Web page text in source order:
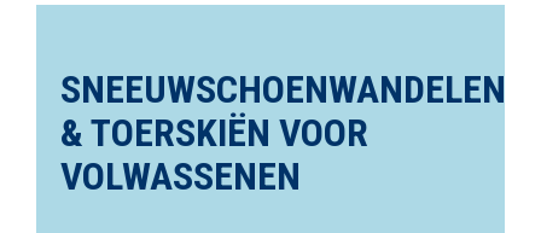
SNEEUWSCHOENWANDELEN
& TOERSKIËN VOOR
VOLWASSENEN